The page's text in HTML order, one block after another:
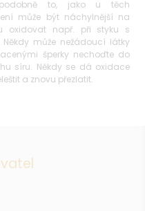
to, jako u těch
může být náchylnější na
oxidovat např. při styku s
může nežádoucí látky
šperky nechoďte do
síru. Někdy se dá oxidace
a znovu přezlatit.